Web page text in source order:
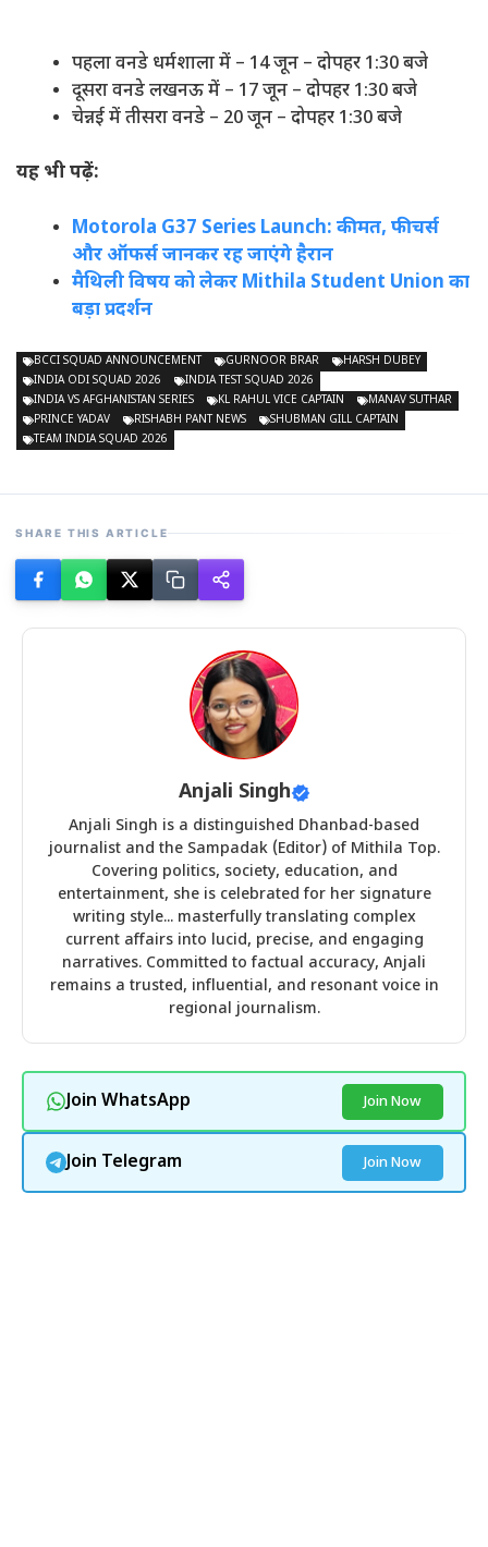
पहला वनडे धर्मशाला में – 14 जून – दोपहर 1:30 बजे
दूसरा वनडे लखनऊ में – 17 जून – दोपहर 1:30 बजे
चेन्नई में तीसरा वनडे – 20 जून – दोपहर 1:30 बजे
यह भी पढ़ें:
Motorola G37 Series Launch: कीमत, फीचर्स
और ऑफर्स जानकर रह जाएंगे हैरान
मैथिली विषय को लेकर Mithila Student Union का
बड़ा प्रदर्शन
BCCI SQUAD ANNOUNCEMENT GURNOOR BRAR
HARSH DUBEY
INDIA ODI SQUAD 2026
INDIA TEST SQUAD 2026
INDIA VS AFGHANISTAN SERIES
KL RAHUL VICE CAPTAIN
MANAV SUTHAR
PRINCE YADAV
RISHABH PANT NEWS
SHUBMAN GILL CAPTAIN
TEAM INDIA SQUAD 2026
SHARE THIS ARTICLE
Anjali Singh
Anjali Singh is a distinguished Dhanbad-based
journalist and the Sampadak (Editor) of Mithila Top.
Covering politics, society, education, and
entertainment, she is celebrated for her signature
writing style... masterfully translating complex
current affairs into lucid, precise, and engaging
narratives. Committed to factual accuracy, Anjali
remains a trusted, influential, and resonant voice in
regional journalism.
Join WhatsApp Join Now
Join Telegram Join Now